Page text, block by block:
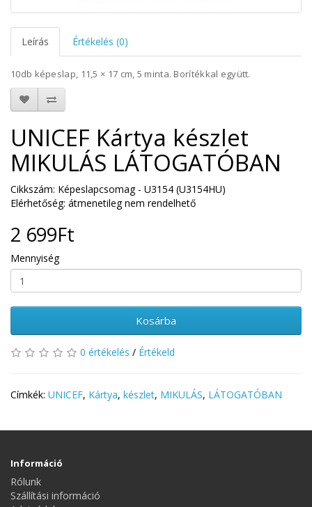
Leírás Értékelés (0)
10db képeslap, 11,5 × 17 cm, 5 minta. Borítékkal együtt.
UNICEF Kártya készlet
MIKULÁS LÁTOGATÓBAN
Cikkszám: Képeslapcsomag - U3154 (U3154HU)
Elérhetőség: átmenetileg nem rendelhető
2 699Ft
Mennyiség
Kosárba
0 értékelés / Értékeld
Címkék: UNICEF, Kártya, készlet, MIKULÁS, LÁTOGATÓBAN
Információ
Rólunk
Szállítási információ